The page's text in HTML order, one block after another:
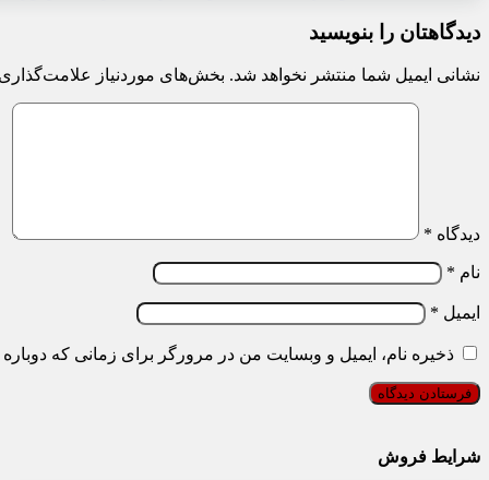
دیدگاهتان را بنویسید
نشانی ایمیل شما منتشر نخواهد شد. بخش‌های موردنیاز
دیدگاه *
نام *
ایمیل *
ذخیره نام، ایمیل و وبسایت من در مرورگر برای زمانی که
شرایط فروش